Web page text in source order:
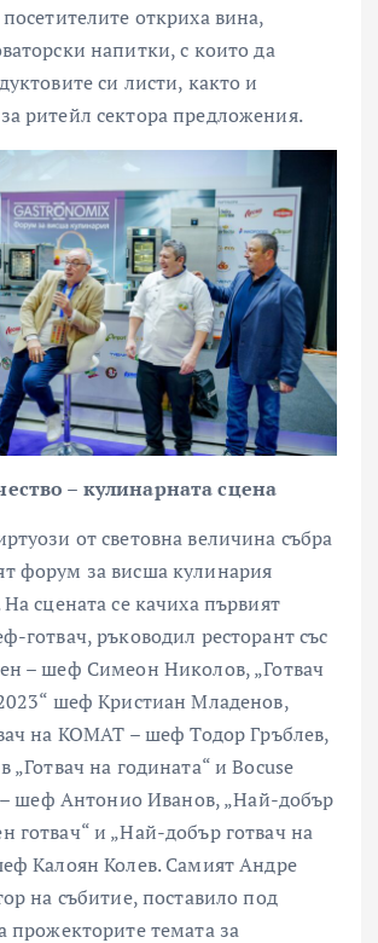
откриха вина,
напитки, с които да
си листи, както и
ритейл сектора предложения.
– кулинарната сцена
от световна величина събра
форум за висша кулинария
сцената се качиха първият
готвач, ръководил ресторант със
– шеф Симеон Николов, „Готвач
шеф Кристиан Младенов,
на КОМАТ – шеф Тодор Гръблев,
„Готвач на годината“ и Bocuse
– шеф Антонио Иванов, „Най-добър
готвач“ и „Най-добър готвач на
Калоян Колев. Самият Андре
на събитие, поставило под
прожекторите темата за